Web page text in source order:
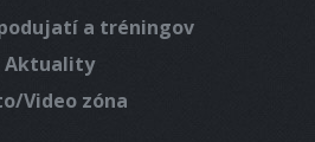
a tréningov
Aktuality
Video zóna